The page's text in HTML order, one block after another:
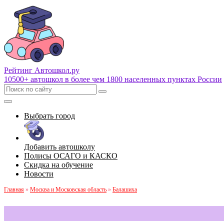
Рейтинг Автошкол.ру
10500+ автошкол в более чем 1800 населенных пунктах России
Выбрать город
Добавить автошколу
Полисы ОСАГО и КАСКО
Скидка на обучение
Новости
Главная » Москва и Московская область » Балашиха